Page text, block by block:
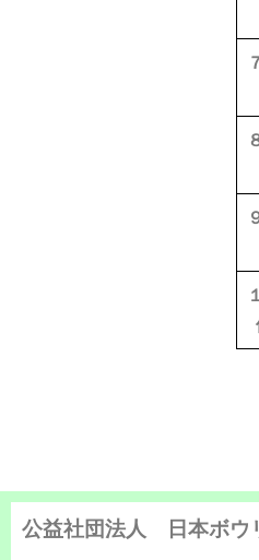
公益社団法人 日本ボウ